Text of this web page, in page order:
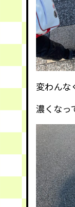
変わんな
濃くなっ